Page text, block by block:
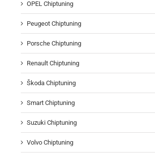
OPEL Chiptuning
Peugeot Chiptuning
Porsche Chiptuning
Renault Chiptuning
Škoda Chiptuning
Smart Chiptuning
Suzuki Chiptuning
Volvo Chiptuning